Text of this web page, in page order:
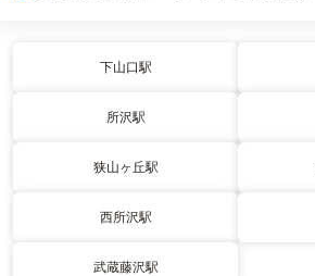
下山口駅
所沢駅
狭山ヶ丘駅
西所沢駅
武蔵藤沢駅